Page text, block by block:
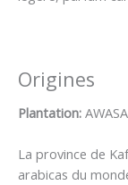
Origines
Plantation:
La province de
arabicas du